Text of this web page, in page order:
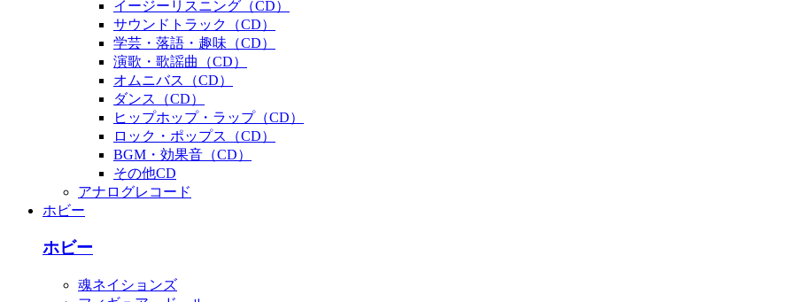
イージーリスニング（CD）
サウンドトラック（CD）
学芸・落語・趣味（CD）
演歌・歌謡曲（CD）
オムニバス（CD）
ダンス（CD）
ヒップホップ・ラップ（CD）
ロック・ポップス（CD）
BGM・効果音（CD）
その他CD
アナログレコード
ホビー
ホビー
魂ネイションズ